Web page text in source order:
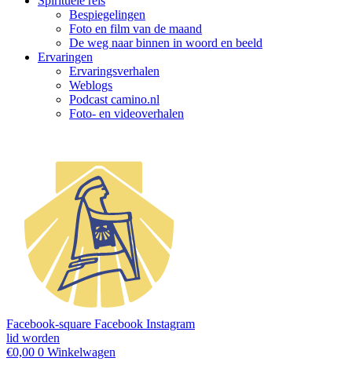
Bespiegelingen
Foto en film van de maand
De weg naar binnen in woord en beeld
Ervaringen
Ervaringsverhalen
Weblogs
Podcast camino.nl
Foto- en videoverhalen
Facebook-square Facebook Instagram
lid worden
€0,00 0 Winkelwagen